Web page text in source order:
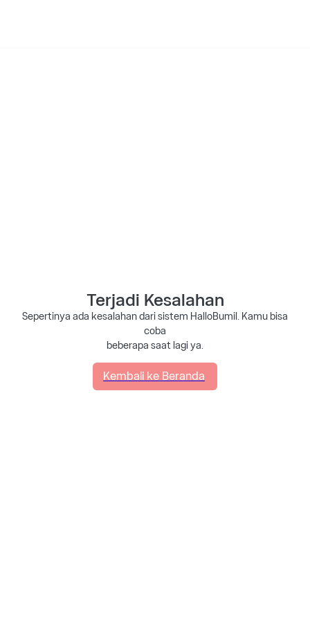
Terjadi Kesalahan
Sepertinya ada kesalahan dari sistem HalloBumil. Kamu bisa
coba
beberapa saat lagi ya.
Kembali ke Beranda